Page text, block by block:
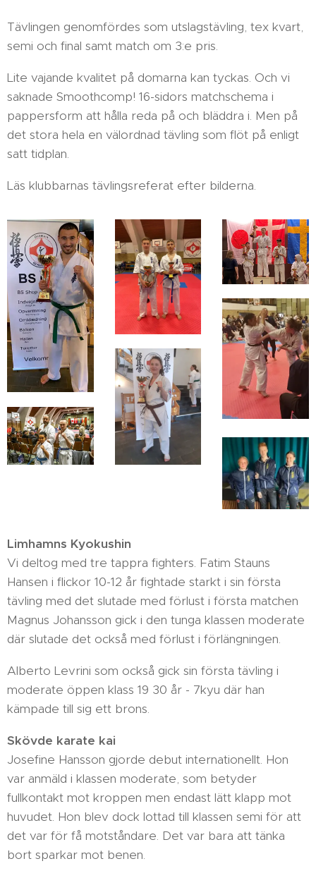
Tävlingen genomfördes som utslagstävling, tex kvart,
semi och final samt match om 3:e pris.
Lite vajande kvalitet på domarna kan tyckas. Och vi
saknade Smoothcomp! 16-sidors matchschema i
pappersform att hålla reda på och bläddra i. Men på
det stora hela en välordnad tävling som flöt på enligt
satt tidplan.
Läs klubbarnas tävlingsreferat efter bilderna.
Limhamns Kyokushin
Vi deltog med tre tappra fighters. Fatim Stauns
Hansen i flickor 10-12 år fightade starkt i sin första
tävling med det slutade med förlust i första matchen
Magnus Johansson gick i den tunga klassen moderate
där slutade det också med förlust i förlängningen.
Alberto Levrini som också gick sin första tävling i
moderate öppen klass 19 30 år - 7kyu där han
kämpade till sig ett brons.
Skövde karate kai
Josefine Hansson gjorde debut internationellt. Hon
var anmäld i klassen moderate, som betyder
fullkontakt mot kroppen men endast lätt klapp mot
huvudet. Hon blev dock lottad till klassen semi för att
det var för få motståndare. Det var bara att tänka
bort sparkar mot benen.